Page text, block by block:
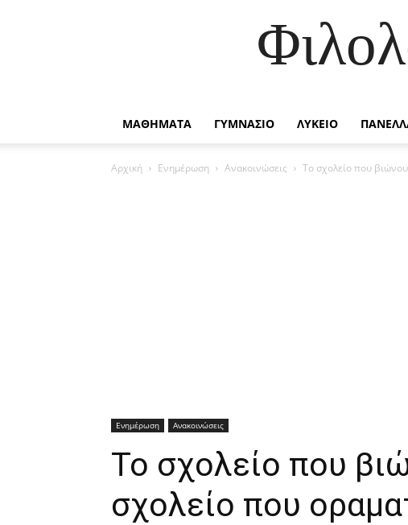
ΜΑΘΗΜΑΤΑ ΓΥΜΝΑΣΙΟ ΛΥΚΕΙΟ
Αρχική Ενημέρωση Ανακοινώσεις Το σχολείο που
Ενημέρωση Ανακοινώσεις
Το σχολείο που
σχολείο που